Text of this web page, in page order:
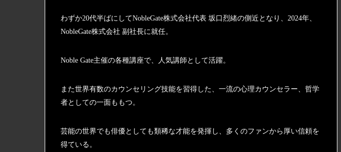
わずか20代半ばにしてNobleGate株式会社代表 坂口烈緒の側近となり、2024年、
NobleGate株式会社 副社長に就任。
Noble Gate主催の各種講座で、人気講師として活躍。
また世界有数のカウンセリング技能を習得した、一流の心理カウンセラー、哲学
者としての一面ももつ。
芸能の世界でも俳優としても類稀な才能を発揮し、多くのファンから厚い信頼を
得ている。